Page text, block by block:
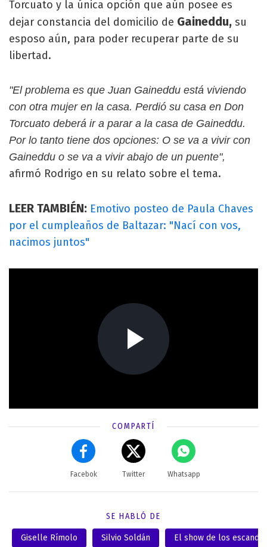
Torcuato y la única opción que aún posee es
dejar constancia del domicilio de Gaineddu, su
esposo aún, para poder recuperar parte de su
libertad.
"El problema es que Juan Gaineddu está viviendo
con otra mujer en la casa. Perdió su casa en Don
Torcuato deberá ir a parar a la casa de Gaineddu.
Por lo tanto tiene dos opciones: O se va a vivir con
Gaineddu o se va a vivir abajo de un puente",
afirmó Rodrigo en su relato sobre el tema.
LEER TAMBIÉN: Emotivo posteo de Paula Chaves
por el cumpleaños de Baltazar: "Nací con vos,
nacimos juntos"
COMPARTÍ
Facebok Twitter Whatsapp
SE HABLÓ DE
Giselle Rímolo Silvio Soldán El show de los